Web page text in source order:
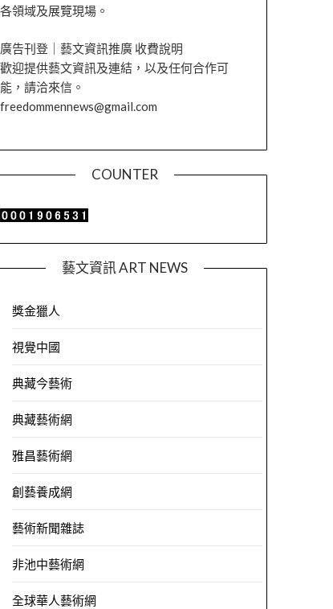
各領域及展覽現場。
廣告刊登｜藝文資訊推廣 收費說明
歡迎提供藝文資訊及連結，以及任何合作可
能，請洽來信。
freedommennews@gmail.com
COUNTER
藝文資訊 ART NEWS
獎金獵人
視覺中國
典藏今藝術
典藏藝術網
雅昌藝術網
創藝養成網
藝術新聞雜誌
非池中藝術網
全球華人藝術網